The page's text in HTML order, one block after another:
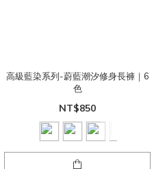
高級藍染系列-蔚藍潮汐修身長褲｜6
色
NT$850